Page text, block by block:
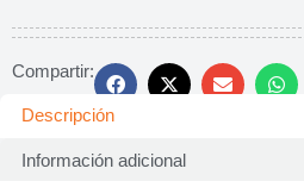
Compartir:
Descripción
Información adicional